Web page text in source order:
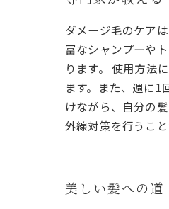
ダメージ毛のケア
富なシャンプーや
ります。 使用方法
ます。また、週に
けながら、自分の
外線対策を行うこ
美しい髪への道